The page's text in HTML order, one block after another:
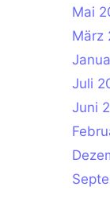
Mai
März
Juli
Juni